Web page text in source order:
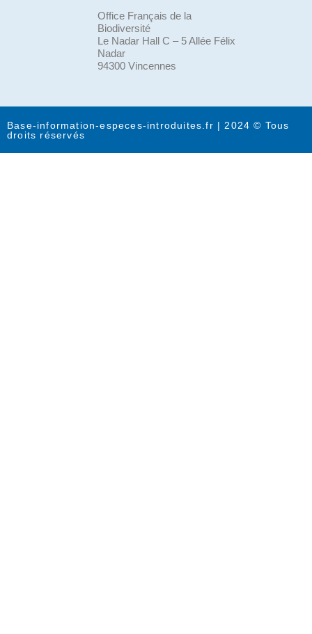
Office Français de la
Biodiversité
Le Nadar Hall C – 5 Allée Félix
Nadar
94300 Vincennes
Base-information-especes-introduites.fr | 2024 © Tous
droits réservés